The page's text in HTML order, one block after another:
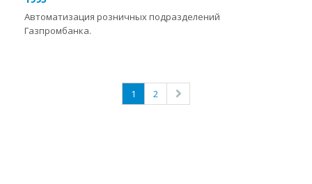
Автоматизация розничных подразделений
Газпромбанка.
1 2